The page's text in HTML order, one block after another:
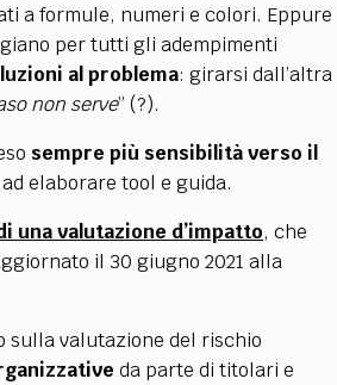
a formule, numeri e colori. Eppure
per tutti gli adempimenti
al problema: girarsi dall’altra
non serve” (?).
sempre più sensibilità verso il
elaborare tool e guida.
una valutazione d’impatto, che
il 30 giugno 2021 alla
sulla valutazione del rischio
da parte di titolari e